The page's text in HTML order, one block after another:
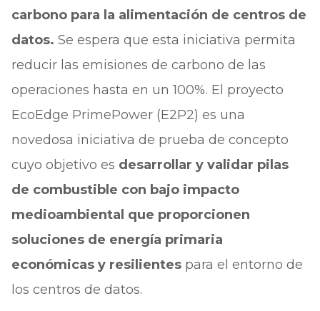
carbono para la alimentación de centros de
datos. Se espera que esta iniciativa permita
reducir las emisiones de carbono de las
operaciones hasta en un 100%. El proyecto
EcoEdge PrimePower (E2P2) es una
novedosa iniciativa de prueba de concepto
cuyo objetivo es desarrollar y validar pilas
de combustible con bajo impacto
medioambiental que proporcionen
soluciones de energía primaria
económicas y resilientespara el entorno de
los centros de datos.